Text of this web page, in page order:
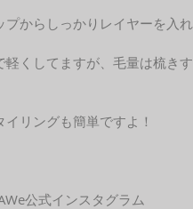
プからしっかりレイヤーを入
軽くしてますが、毛量は梳き
イリングも簡単ですよ！
公式インスタグラム